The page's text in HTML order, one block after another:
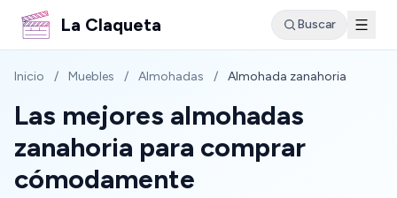
La Claqueta Buscar
Inicio / Muebles / Almohadas / Almohada zanahoria
Las mejores almohadas
zanahoria para comprar
cómodamente